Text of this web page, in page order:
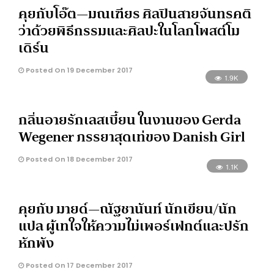
คุยกับโอ๊ต—มณเฑียร ศิลปินสายจันทรคติ
ว่าด้วยพิธีกรรมและศิลปะในโลกโพสต์โม
เดิร์น
Posted On 19 December 2017
1.9K
กลิ่นอายรักเลสเบี้ยน ในงานของ Gerda
Wegener ภรรยาสุดเท่ของ Danish Girl
Posted On 18 December 2017
1.1K
คุยกับ มายด์—ณัฐชานันท์ นักเขียน/นัก
แปล ผู้เทใจให้ความไม่เพอร์เฟกต์และปรัก
หักพัง
Posted On 17 December 2017